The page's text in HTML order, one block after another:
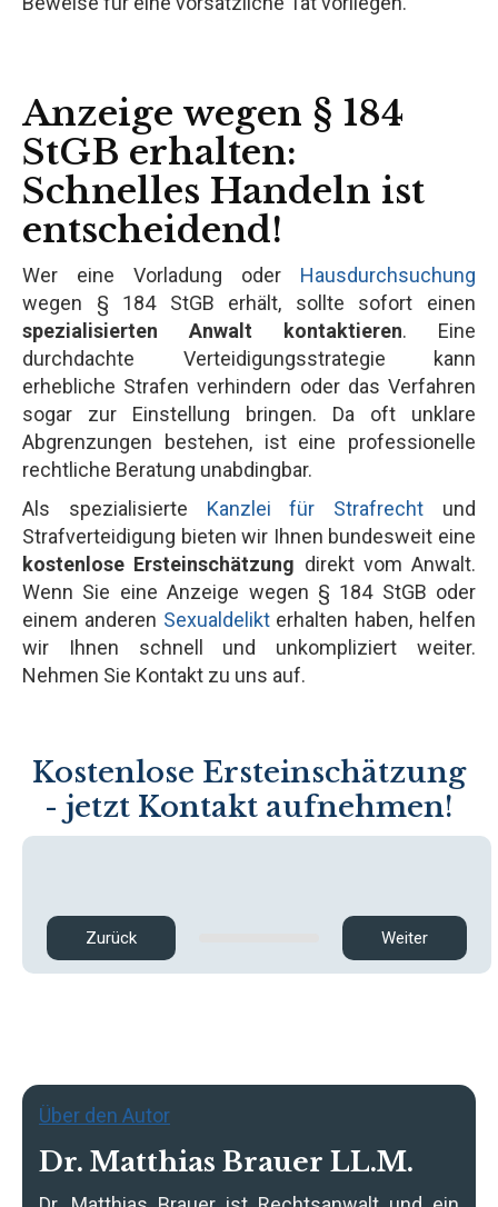
Anzeige wegen § 184
StGB erhalten:
Schnelles Handeln ist
entscheidend!
Wer eine Vorladung oder Hausdurchsuchung
wegen § 184 StGB erhält, sollte sofort einen
spezialisierten Anwalt kontaktieren. Eine
durchdachte Verteidigungsstrategie kann
erhebliche Strafen verhindern oder das Verfahren
sogar zur Einstellung bringen. Da oft unklare
Abgrenzungen bestehen, ist eine professionelle
rechtliche Beratung unabdingbar.
Als spezialisierte Kanzlei für Strafrecht und
Strafverteidigung bieten wir Ihnen bundesweit eine
kostenlose Ersteinschätzung direkt vom Anwalt.
Wenn Sie eine Anzeige wegen § 184 StGB oder
einem anderen Sexualdelikterhalten haben, helfen
wir Ihnen schnell und unkompliziert weiter.
Nehmen Sie Kontakt zu uns auf.
Kostenlose Ersteinschätzung
- jetzt Kontakt aufnehmen!
Zurück Weiter
Über den Autor
Dr. Matthias Brauer LL.M.